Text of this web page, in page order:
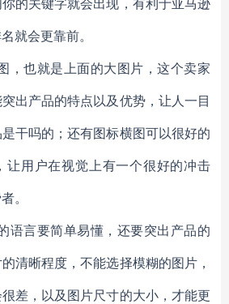
的关键字就会出现，有利于亚马逊
就会更靠前。
，也就是上面的大图片，这个卖家
出产品的特点以及优势，让人一目
干吗的；还有图标横图可以很好的
让用户在视觉上有一个很好的冲击
。
语言要简单易懂，还要突出产品的
清晰程度，不能选择模糊的图片，
差，以及图片尺寸的大小，才能更